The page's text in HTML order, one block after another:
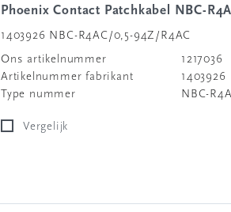
Phoenix Contact Patchkabel NBC-
1403926 NBC-R4AC/0,5-94Z/R4AC
Ons artikelnummer
1217036
Artikelnummer fabrikant
1403926
Type nummer
NBC-
Vergelijk